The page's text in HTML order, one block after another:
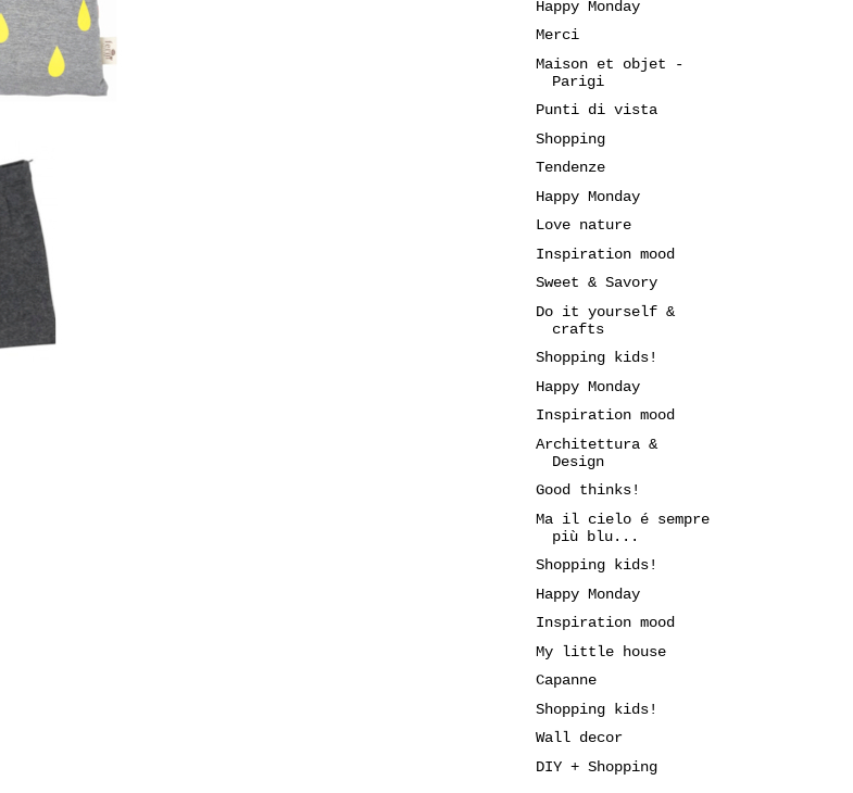
Happy Monday
Merci
Maison et objet -
Parigi
Punti di vista
Shopping
Tendenze
Happy Monday
Love nature
Inspiration mood
Sweet & Savory
Do it yourself &
crafts
Shopping kids!
Happy Monday
Inspiration mood
Architettura &
Design
Good thinks!
Ma il cielo é sempre
più blu...
Shopping kids!
Happy Monday
Inspiration mood
My little house
Capanne
Shopping kids!
Wall decor
DIY + Shopping